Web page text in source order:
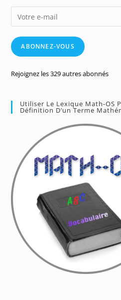
Votre
e-
mailABONNEZ-VOUS
Rejoignez les 329 autres abonnés
Utiliser Le Lexique Math-OS
Définition D’un Terme